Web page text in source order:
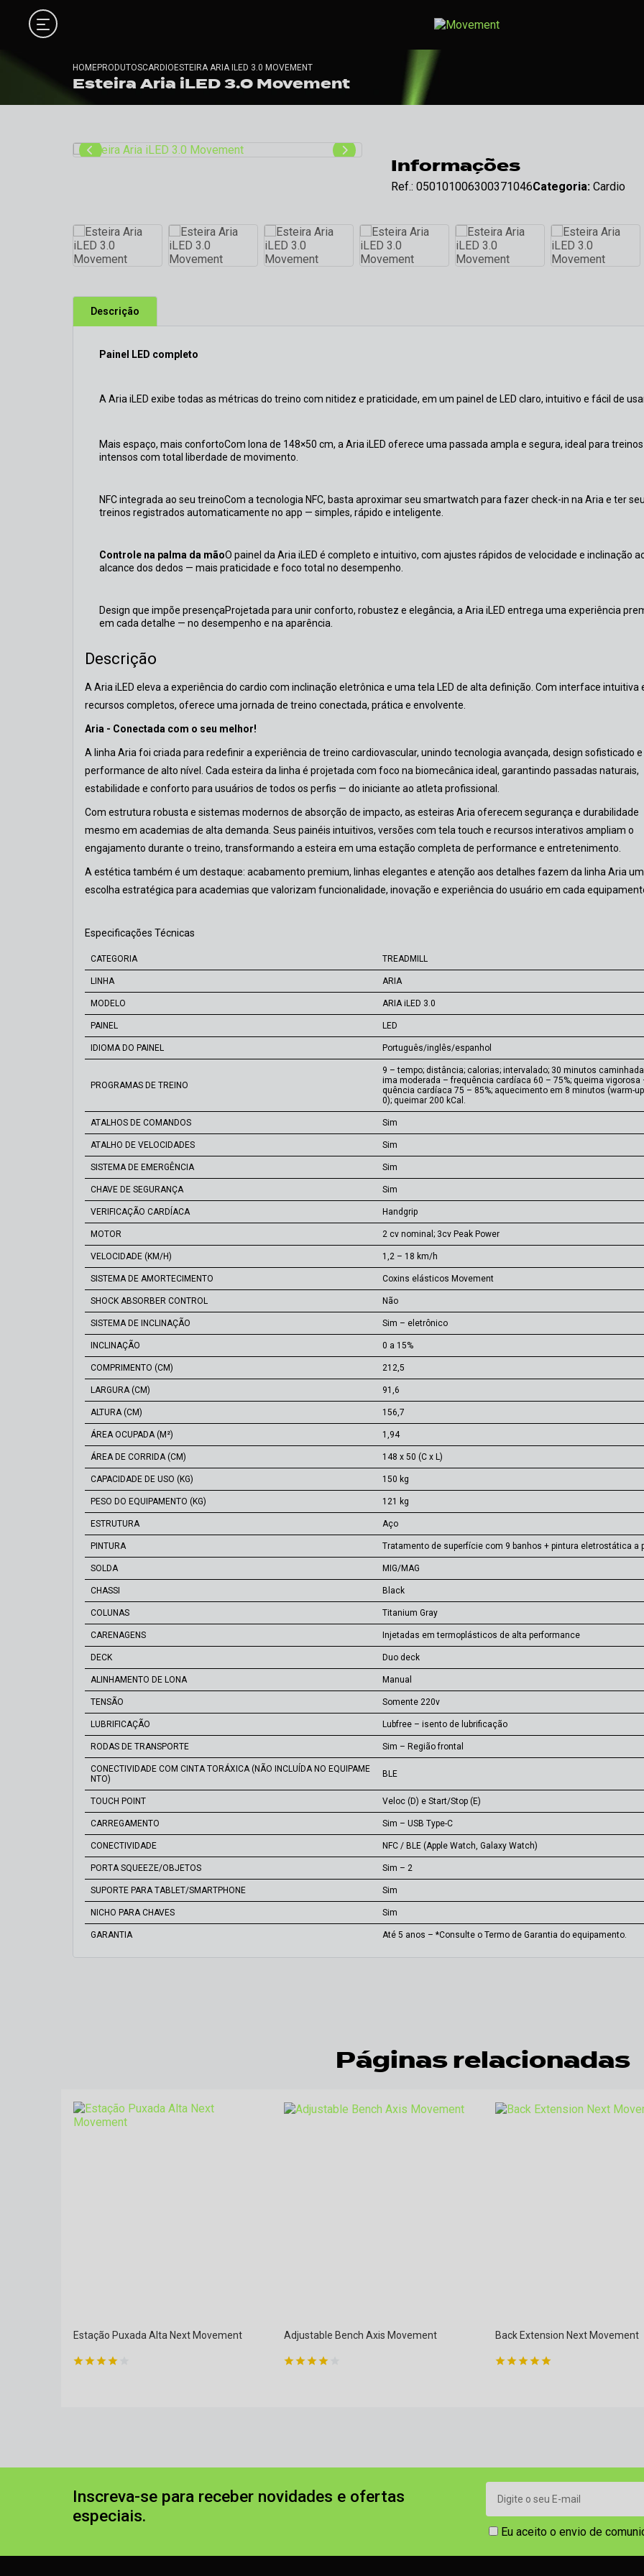
HOMEPRODUTOSCARDIO ESTEIRA ARIA ILED 3.0 MOVEMENT
Esteira Aria iLED 3.0 Movement
Informações
Ref.: 050101006300371046 Categoria: Cardio
Descrição
Painel LED completo
A Aria iLED exibe todas as métricas do treino com nitidez e praticidade, em um painel de LED claro, intuitivo e fácil de
Mais espaço, mais confortoCom lona de 148×50 cm, a Aria iLED oferece uma passada ampla e segura, ideal para treinos
intensos com total liberdade de movimento.
NFC integrada ao seu treinoCom a tecnologia NFC, basta aproximar seu smartwatch para fazer check-in na Aria e ter
treinos registrados automaticamente no app — simples, rápido e inteligente.
Controle na palma da mãoO painel da Aria iLED é completo e intuitivo, com ajustes rápidos de velocidade e inclinação
alcance dos dedos — mais praticidade e foco total no desempenho.
Design que impõe presençaProjetada para unir conforto, robustez e elegância, a Aria iLED entrega uma experiência
em cada detalhe — no desempenho e na aparência.
Descrição
A Aria iLED eleva a experiência do cardio com inclinação eletrônica e uma tela LED de alta definição. Com interface intuitiva
recursos completos, oferece uma jornada de treino conectada, prática e envolvente.
Aria - Conectada com o seu melhor!
A linha Aria foi criada para redefinir a experiência de treino cardiovascular, unindo tecnologia avançada, design sofisticado e
performance de alto nível. Cada esteira da linha é projetada com foco na biomecânica ideal, garantindo passadas naturais,
estabilidade e conforto para usuários de todos os perfis — do iniciante ao atleta profissional.
Com estrutura robusta e sistemas modernos de absorção de impacto, as esteiras Aria oferecem segurança e durabilidade
mesmo em academias de alta demanda. Seus painéis intuitivos, versões com tela touch e recursos interativos ampliam o
engajamento durante o treino, transformando a esteira em uma estação completa de performance e entretenimento.
A estética também é um destaque: acabamento premium, linhas elegantes e atenção aos detalhes fazem da linha Aria
escolha estratégica para academias que valorizam funcionalidade, inovação e experiência do usuário em cada
Especificações Técnicas
CATEGORIA TREADMILL
LINHA ARIA
MODELO ARIA iLED 3.0
PAINEL LED
IDIOMA DO PAINEL Português/inglês/espanhol
PROGRAMAS DE TREINO
9 – tempo; distância; calorias; intervalado; 30 minutos
ima moderada – frequência cardíaca 60 – 75%; queima vigorosa
quência cardíaca 75 – 85%; aquecimento em 8 minutos (warm-
0); queimar 200 kCal.
ATALHOS DE COMANDOS Sim
ATALHO DE VELOCIDADES Sim
SISTEMA DE EMERGÊNCIA Sim
CHAVE DE SEGURANÇA Sim
VERIFICAÇÃO CARDÍACA Handgrip
MOTOR 2 cv nominal; 3cv Peak Power
VELOCIDADE (KM/H) 1,2 – 18 km/h
SISTEMA DE AMORTECIMENTO Coxins elásticos Movement
SHOCK ABSORBER CONTROL Não
SISTEMA DE INCLINAÇÃO Sim – eletrônico
INCLINAÇÃO 0 a 15%
COMPRIMENTO (CM) 212,5
LARGURA (CM) 91,6
ALTURA (CM) 156,7
ÁREA OCUPADA (M²) 1,94
ÁREA DE CORRIDA (CM) 148 x 50 (C x L)
CAPACIDADE DE USO (KG) 150 kg
PESO DO EQUIPAMENTO (KG) 121 kg
ESTRUTURA Aço
PINTURA Tratamento de superfície com 9 banhos + pintura eletrostática a
SOLDA MIG/MAG
CHASSI Black
COLUNAS Titanium Gray
CARENAGENS Injetadas em termoplásticos de alta performance
DECK Duo deck
ALINHAMENTO DE LONA Manual
TENSÃO Somente 220v
LUBRIFICAÇÃO Lubfree – isento de lubrificação
RODAS DE TRANSPORTE Sim – Região frontal
CONECTIVIDADE COM CINTA TORÁXICA (NÃO INCLUÍDA NO EQUIPAME
NTO)
BLE
TOUCH POINT Veloc (D) e Start/Stop (E)
CARREGAMENTO Sim – USB Type-C
CONECTIVIDADE NFC / BLE (Apple Watch, Galaxy Watch)
PORTA SQUEEZE/OBJETOS Sim – 2
SUPORTE PARA TABLET/SMARTPHONE Sim
NICHO PARA CHAVES Sim
GARANTIA Até 5 anos – *Consulte o Termo de Garantia do equipamento.
Páginas relacionadas
Estação Puxada Alta Next Movement Adjustable Bench Axis Movement Back Extension Next Movement
Inscreva-se para receber novidades e ofertas
especiais.
Eu aceito o envio de